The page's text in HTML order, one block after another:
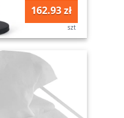
162.93 zł
szt